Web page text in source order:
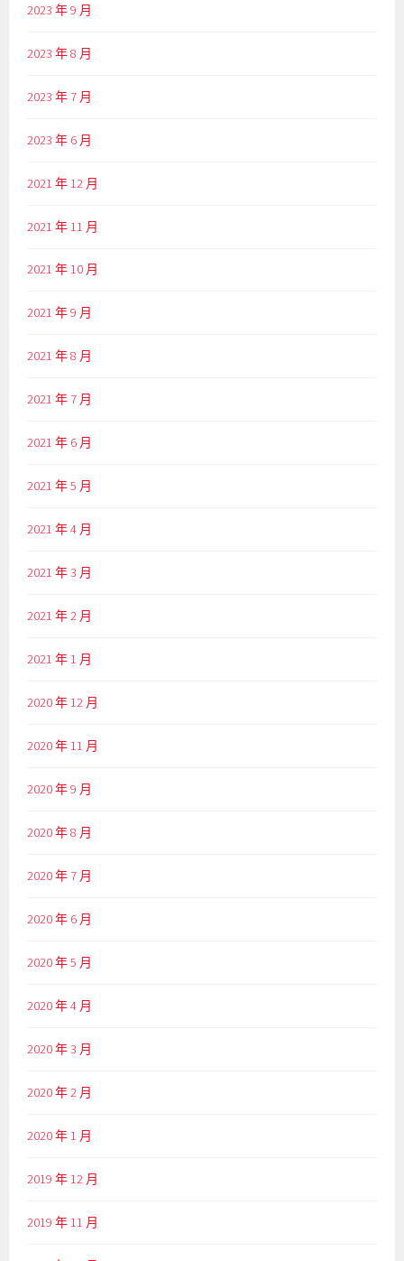
2023 年 9 月
2023 年 8 月
2023 年 7 月
2023 年 6 月
2021 年 12 月
2021 年 11 月
2021 年 10 月
2021 年 9 月
2021 年 8 月
2021 年 7 月
2021 年 6 月
2021 年 5 月
2021 年 4 月
2021 年 3 月
2021 年 2 月
2021 年 1 月
2020 年 12 月
2020 年 11 月
2020 年 9 月
2020 年 8 月
2020 年 7 月
2020 年 6 月
2020 年 5 月
2020 年 4 月
2020 年 3 月
2020 年 2 月
2020 年 1 月
2019 年 12 月
2019 年 11 月